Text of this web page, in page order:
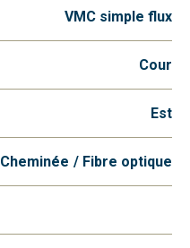
VMC simple flux
Cour
Est
Cheminée Fibre optique